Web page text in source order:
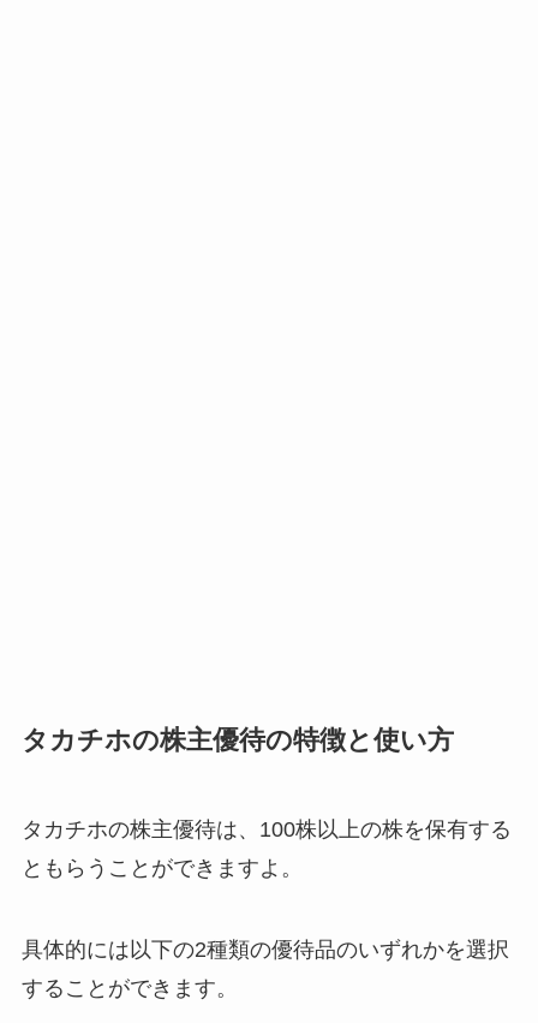
タカチホの株主優待の特徴と使い方
タカチホの株主優待は、100株以上の株を保有する
ともらうことができますよ。
具体的には以下の2種類の優待品のいずれかを選択
することができます。